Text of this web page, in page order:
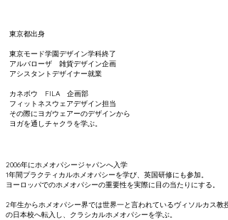
​東京都出身
東京モード学園デザイン学科終了
アルバローザ 雑貨デザイン企画
アシスタントデザイナー就業
カネボウ FILA 企画部
フィットネスウェアデザイン担当
その際にヨガウェアーのデザインから
ヨガを通しチャクラを学ぶ。
​2006年にホメオパシージャパンへ入学
1年間プラクティカルホメオパシーを学び、英国研修にも参加。
ヨーロッパでのホメオパシーの重要性を実際に目の当たりにする。
2年生からホメオパシー界では世界一と言われているヴィソルカス教授
の日本校へ転入し、クラシカルホメオパシーを学ぶ。